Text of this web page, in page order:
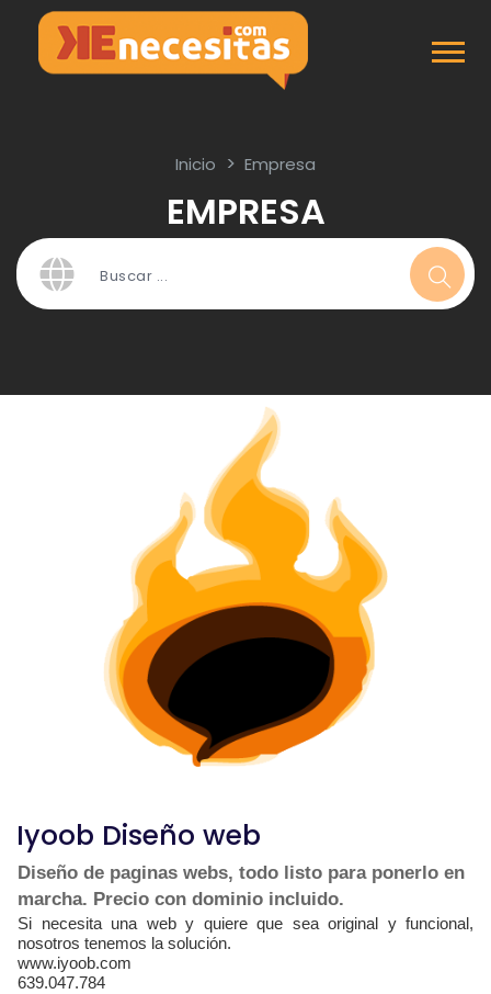
Inicio Empresa
EMPRESA
Iyoob Diseño web
Diseño de paginas webs, todo listo para ponerlo en
marcha. Precio con dominio incluido.
Si necesita una web y quiere que sea original y funcional,
nosotros tenemos la solución.
www.iyoob.com
639.047.784